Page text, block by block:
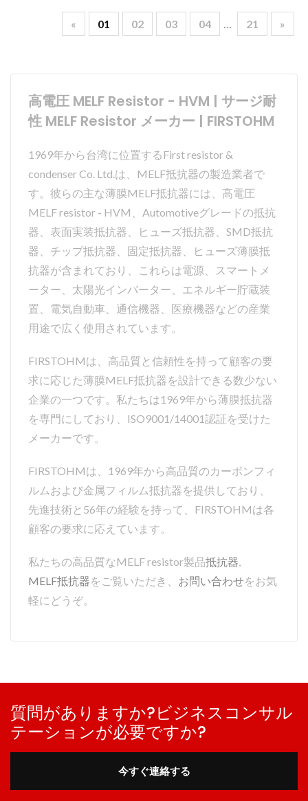
« 01 02 03 04 21 »
高電圧 MELF Resistor - HVM | サージ耐
性 MELF Resistor メーカー | FIRSTOHM
1969年から台湾に位置するFirst resistor &
condenser Co. Ltd.は、MELF抵抗器の製造業者で
す。彼らの主な薄膜MELF抵抗器には、高電圧
MELF resistor - HVM、Automotiveグレードの抵抗
器、表面実装抵抗器、ヒューズ抵抗器、SMD抵抗
器、チップ抵抗器、固定抵抗器、ヒューズ薄膜抵
抗器が含まれており、これらは電源、スマートメ
ーター、太陽光インバーター、エネルギー貯蔵装
置、電気自動車、通信機器、医療機器などの産業
用途で広く使用されています。
FIRSTOHMは、高品質と信頼性を持って顧客の要
求に応じた薄膜MELF抵抗器を設計できる数少ない
企業の一つです。私たちは1969年から薄膜抵抗器
を専門にしており、ISO9001/14001認証を受けた
メーカーです。
FIRSTOHMは、1969年から高品質のカーボンフィ
ルムおよび金属フィルム抵抗器を提供しており、
先進技術と56年の経験を持って、FIRSTOHMは各
顧客の要求に応えています。
私たちの高品質なMELF resistor製品抵抗器
MELF抵抗器をご覧いただき、 お問い合わせをお気
軽にどうぞ。
質問がありますか?ビジネスコンサル
テーションが必要ですか?
今すぐ連絡する